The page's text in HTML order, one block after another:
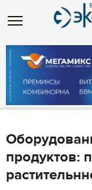
продуктов: